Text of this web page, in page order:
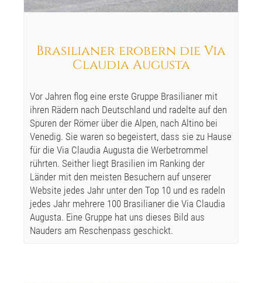
Brasilianer erobern die Via
Claudia Augusta
Vor Jahren flog eine erste Gruppe Brasilianer mit
ihren Rädern nach Deutschland und radelte auf den
Spuren der Römer über die Alpen, nach Altino bei
Venedig. Sie waren so begeistert, dass sie zu Hause
für die Via Claudia Augusta die Werbetrommel
rührten. Seither liegt Brasilien im Ranking der
Länder mit den meisten Besuchern auf unserer
Website jedes Jahr unter den Top 10 und es radeln
jedes Jahr mehrere 100 Brasilianer die Via Claudia
Augusta. Eine Gruppe hat uns dieses Bild aus
Nauders am Reschenpass geschickt.